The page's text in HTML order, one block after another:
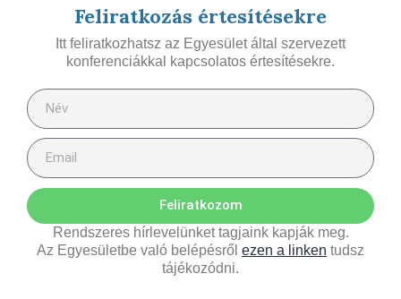
Feliratkozás értesítésekre
Itt feliratkozhatsz az Egyesület által szervezett
konferenciákkal kapcsolatos értesítésekre.
Feliratkozom
Rendszeres hírlevelünket tagjaink kapják meg.
Az Egyesületbe való belépésről ezen a linken tudsz
tájékozódni.